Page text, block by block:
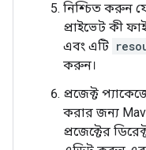
নিশ্চিত করুন
প্রাইভেট কী
এবং এটি
করুন।
প্রজেক্ট
করার জন্য
প্রজেক্টের